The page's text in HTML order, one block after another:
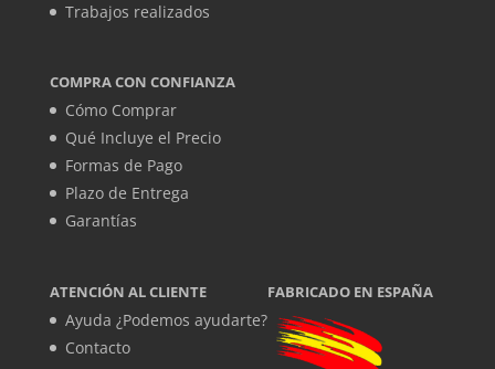
Trabajos realizados
COMPRA CON CONFIANZA
Cómo Comprar
Qué Incluye el Precio
Formas de Pago
Plazo de Entrega
Garantías
ATENCIÓN AL CLIENTE
Ayuda ¿Podemos ayudarte?
Contacto
FABRICADO EN ESPAÑA